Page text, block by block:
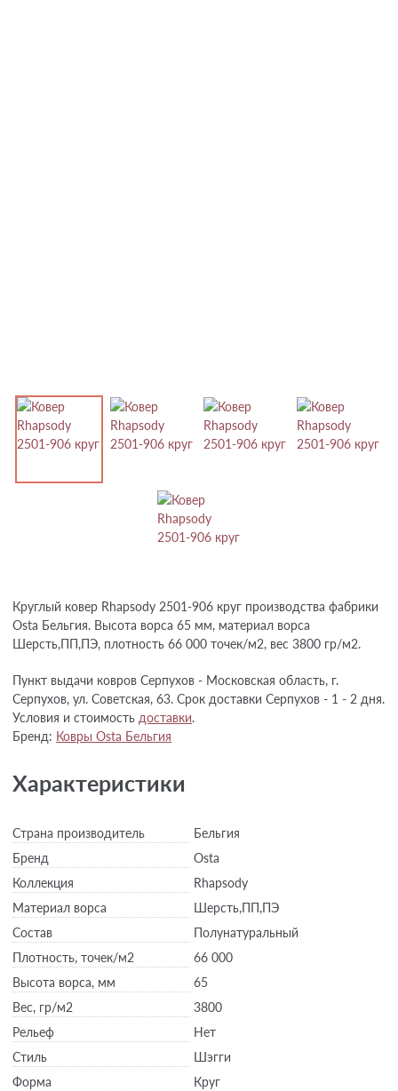
Круглый ковер Rhapsody 2501-906 круг производства фабрики
Osta Бельгия. Высота ворса 65 мм, материал ворса
Шерсть,ПП,ПЭ, плотность 66 000 точек/м2, вес 3800 гр/м2.
Пункт выдачи ковров Серпухов - Московская область, г.
Серпухов, ул. Советская, 63. Срок доставки Серпухов - 1 - 2 дня.
Условия и стоимость доставки.
Бренд: Ковры Osta Бельгия
Характеристики
Страна производитель
Бельгия
Бренд
Osta
Коллекция
Rhapsody
Материал ворса
Шерсть,ПП,ПЭ
Состав
Полунатуральный
Плотность, точек/м2
66 000
Высота ворса, мм
65
Вес, гр/м2
3800
Рельеф
Нет
Стиль
Шэгги
Форма
Круг